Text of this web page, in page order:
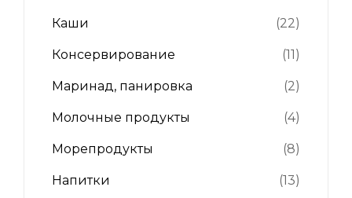
Каши (22)
Консервирование (11)
Маринад, панировка (2)
Молочные продукты (4)
Морепродукты (8)
Напитки (13)